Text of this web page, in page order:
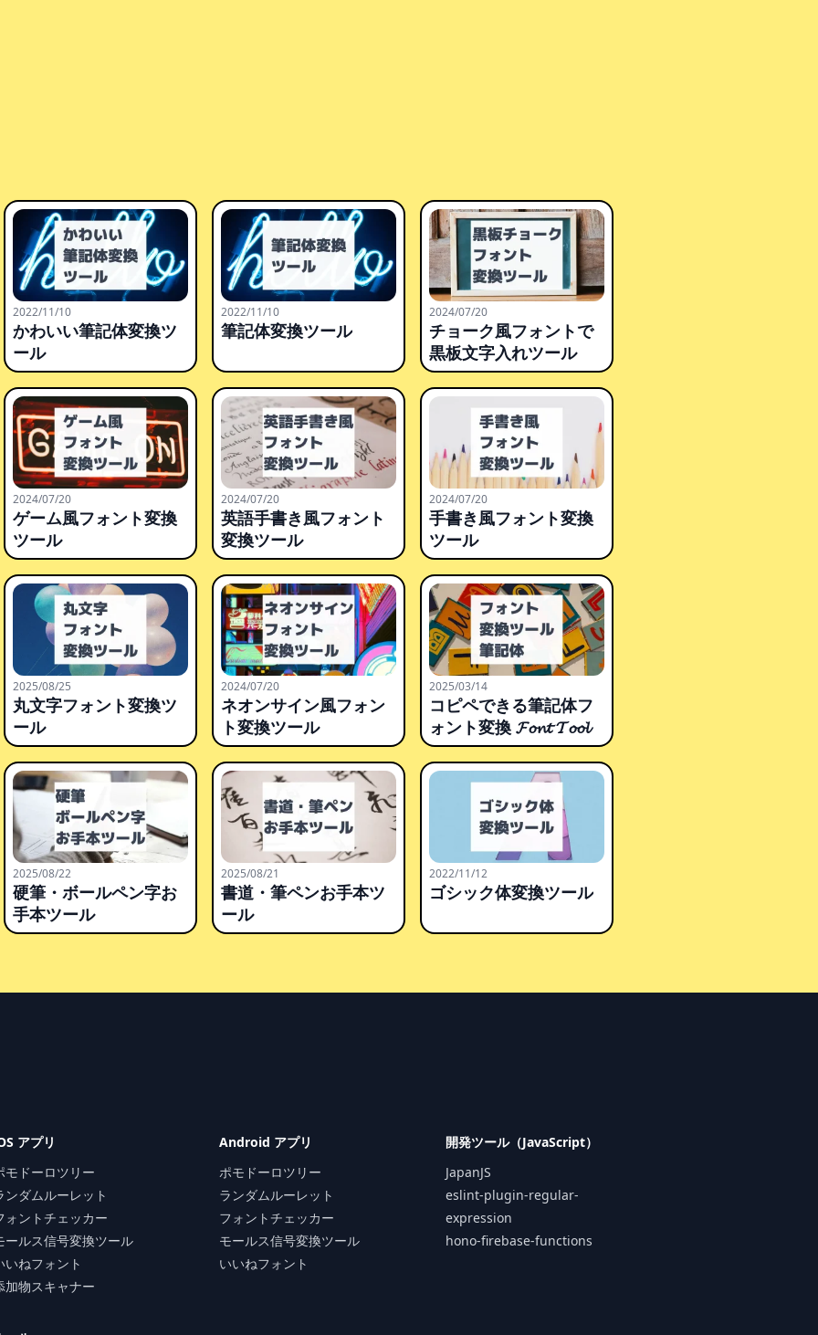
2022/11/10
かわいい筆記体変換ツ
ール
2022/11/10
筆記体変換ツール
2024/07/20
チョーク風フォントで
黒板文字入れツール
2024/07/20
ゲーム風フォント変換
ツール
2024/07/20
英語手書き風フォント
変換ツール
2024/07/20
手書き風フォント変換
ツール
2025/08/25
丸文字フォント変換ツ
ール
2024/07/20
ネオンサイン風フォン
ト変換ツール
2025/03/14
コピペできる筆記体フ
ォント変換 𝓕𝓸𝓷𝓽 𝓣𝓸𝓸𝓵
2025/08/22
硬筆・ボールペン字お
手本ツール
2025/08/21
書道・筆ペンお手本ツ
ール
2022/11/12
ゴシック体変換ツール
アプリ
モドーロツリー
ンダムルーレット
ォントチェッカー
ールス信号変換ツール
いねフォント
加物スキャナー
Android アプリ
ポモドーロツリー
ランダムルーレット
フォントチェッカー
モールス信号変換ツール
いいねフォント
開発ツール（JavaScript）
JapanJS
eslint-plugin-regular-
expression
hono-firebase-functions